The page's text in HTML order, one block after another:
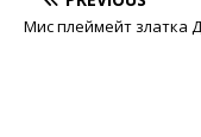
Мис плеймейт златка